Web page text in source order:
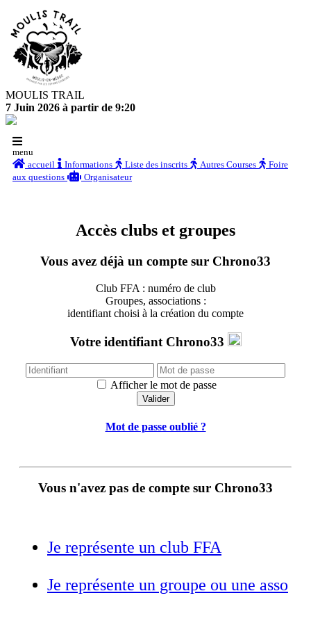
MOULIS TRAIL
7 Juin 2026 à partir de 9:20
menu
accueil
Informations Liste des inscrits Autres Courses
Foire
aux questions
Organisateur
Accès clubs et groupes
Vous avez déjà un compte sur Chrono33
Club FFA : numéro de club
Groupes, associations :
identifiant choisi à la création du compte
Votre identifiant Chrono33
Afficher le mot de passe
Mot de passe oublié ?
Vous n'avez pas de compte sur Chrono33
Je représente un club FFA
Je représente un groupe ou une asso